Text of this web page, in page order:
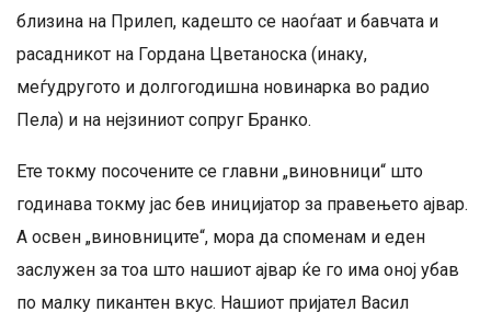
близина на Прилеп, кадешто се наоѓаат и бавчата и
расадникот на Гордана Цветаноска (инаку,
меѓудругото и долгогодишна новинарка во радио
Пела) и на нејзиниот сопруг Бранко.
Ете токму посочените се главни „виновници“ што
годинава токму јас бев иницијатор за правењето ајвар.
А освен „виновниците“, мора да споменам и еден
заслужен за тоа што нашиот ајвар ќе го има оној убав
по малку пикантен вкус. Нашиот пријател Васил